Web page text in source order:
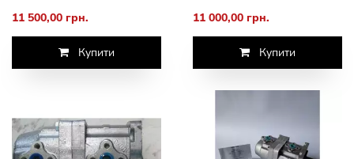
11 500,00 грн.
Купити
11 000,00 грн.
Купити